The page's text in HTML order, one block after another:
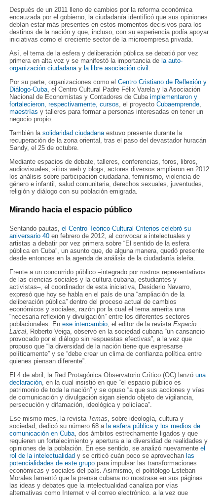
Después de un 2011 lleno de cambios por la reforma económica
encauzada por el gobierno, la ciudadanía identificó que sus opiniones
debían estar más presentes en estos momentos decisivos para los
destinos de la nación y que, incluso, con su experiencia podía apoyar
iniciativas como el creciente sector de la microempresa privada.
Así, el tema de la esfera y deliberación pública se debatió por vez
primera en alta voz y se manifestó la importancia de la auto-
organización ciudadana y la libre asociación civil
Por su parte, organizaciones como elCentro Cristiano de Reflexión y
Diálogo-Cuba , el Centro Cultural Padre Félix Varela y la Asociación
Nacional de Economistas y Contadores de Cubaimplementaron y
fortalecieron, respectivamente, cursos , el proyectoCubaemprende
maestrías y talleres para formar a personas interesadas en tener un
negocio propio.
También lasolidaridad ciudadana estuvo presente durante la
recuperación de la zona oriental, tras el paso del devastador huracán
Sandy, el 25 de octubre.
Mediante espacios de debate, talleres, conferencias, foros, libros,
audiovisuales, sitios web y blogs, actores diversos ampliaron en 2012
los análisis sobre participación ciudadana, feminismo, violencia de
género e infantil, salud comunitaria, derechos sexuales, juventudes,
religión y diálogo con su población emigrada.
Mirando hacia el espacio público
Sentando pautas,el Centro Teórico-Cultural Criterios celebró su
aniversario 40 en febrero de 2012, al convocar a intelectuales y
artistas a debatir por vez primera sobre “El sentido de la esfera
pública en Cuba”, un asunto que, de alguna manera, quedó presente
desde entonces en la agenda de análisis de la ciudadanía isleña.
Frente a un concurrido público –integrado por rostros representativos
de las ciencias sociales y la cultura cubana, estudiantes y
activistas–, el coordinador de esta iniciativa, Desiderio Navarro,
expresó que hoy se habla en el país de una “ampliación de la
deliberación pública” dentro del proceso actual de cambios
económicos y sociales, razón por la cual el tema amerita una
“necesaria reflexión y divulgación” entre los diferentes sectores
poblacionales. Enese intercambio, el editor de la revistaEspacio
Laical, Roberto Veiga, observó en la sociedad cubana “un cansancio
provocado por el diálogo sin respuestas efectivas”, a la vez que
propuso que “la diversidad de la nación tiene que expresarse
políticamente” y se “debe crear un clima de confianza política entre
quienes piensan diferente”.
El 4 de abril, la Red Protagónica Observatorio Crítico (OC) lanzóuna
declaración, en la cual insistió en que “el espacio público es
patrimonio de toda la nación” y se opuso “a que sus acciones y vías
de comunicación y divulgación sigan siendo objeto de vigilancia,
persecución y difamación, ideológica y policíaca”.
Ese mismo mes, la revista Temas, sobre ideología, cultura y
sociedad, dedicó su número 68 a la esfera pública y los medios de
comunicación en Cuba, dos ámbitos estrechamente ligados y que
requieren un fortalecimiento y apertura a la diversidad de realidades y
opiniones de la población. En ese sentido, se analizó nuevamenteel
rol de la intelectualidad y se criticó cuán poco se aprovechan las
potencialidades de este grupo para impulsar las transformaciones
económicas y sociales del país. Asimismo, el politólogo Esteban
Morales lamentó que la prensa cubana no mostrase en sus páginas
las ideas y debates que la intelectualidad canaliza por vías
alternativas como Internet y el correo electrónico, a la vez que